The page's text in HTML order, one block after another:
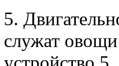
5.
служат